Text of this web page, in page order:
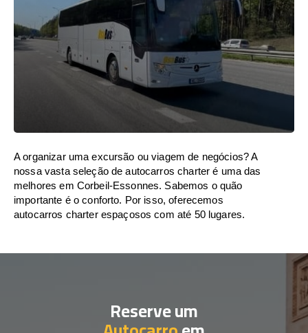
A organizar uma excursão ou viagem de negócios? A
nossa vasta seleção de autocarros charter é uma das
melhores em Corbeil-Essonnes. Sabemos o quão
importante é o conforto. Por isso, oferecemos
autocarros charter espaçosos com até 50 lugares.
Reserve um